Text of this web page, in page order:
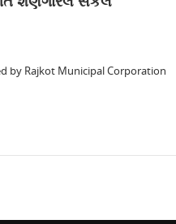
by Rajkot Municipal Corporation